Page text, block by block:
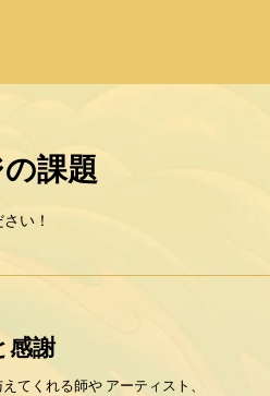
課題
い！
感謝
てくれる師や アーティスト、